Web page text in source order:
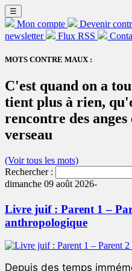
☰
Mon compte Devenir
newsletter
Flux RSS
MOTS CONTRE MAUX :
C'est quand on a
tient plus à rien,
rencontre des
verseau
(Voir tous les mots)
Rechercher :
dimanche 09 août 2026-
Livre juif : Parent 1 –
anthropologique
Depuis des temps